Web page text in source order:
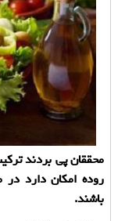
محققان پی بردند
روده امکان دارد
باشند.